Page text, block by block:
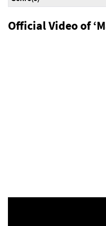
Official Video of